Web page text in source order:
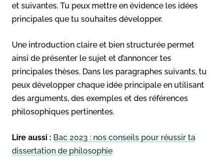
et suivantes. Tu peux mettre en évidence les idées
principales que tu souhaites développer.
Une introduction claire et bien structurée permet
ainsi de présenter le sujet et d’annoncer tes
principales thèses. Dans les paragraphes suivants, tu
peux développer chaque idée principale en utilisant
des arguments, des exemples et des références
philosophiques pertinentes.
Lire aussi : Bac 2023 : nos conseils pour réussir ta
dissertation de philosophie